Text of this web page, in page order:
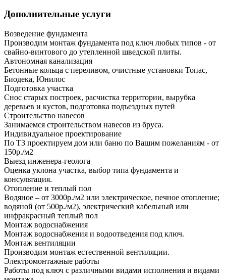
Дополнительные услуги
Возведение фундамента
Производим монтаж фундамента под ключ любых типов - от
свайно-винтового до утепленной шведской плиты.
Автономная канализация
Бетонные кольца с переливом, очистные установки Топас,
Биодека, Юнилос
Подготовка участка
Снос старых построек, расчистка территории, вырубка
деревьев и кустов, подготовка подъездных путей
Строительство навесов
Занимаемся строительством навесов из бруса.
Индивидуальное проектирование
По ТЗ проектируем дом или баню по Вашим пожеланиям - от
150р./м2
Выезд инженера-геолога
Оценка уклона участка, выбор типа фундамента и
консультация.
Отопление и теплый пол
Водяное – от 3000р./м2 или электрическое, печное отопление;
водяной (от 500р./м2), электрический кабельный или
инфракрасный теплый пол
Монтаж водоснабжения
Монтаж водоснабжения и водоотведения под ключ.
Монтаж вентиляции
Производим монтаж естественной вентиляции.
Электромонтажные работы
Работы под ключ с различными видами исполнения и видами